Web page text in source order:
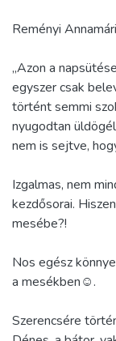
Reményi
„Azon a
egyszer csak
történt semmi
nyugodtan
nem is sejtve,
Izgalmas, nem
kezdősorai.
mesébe?!
Nos egész
a mesékben☺.
Szerencsére